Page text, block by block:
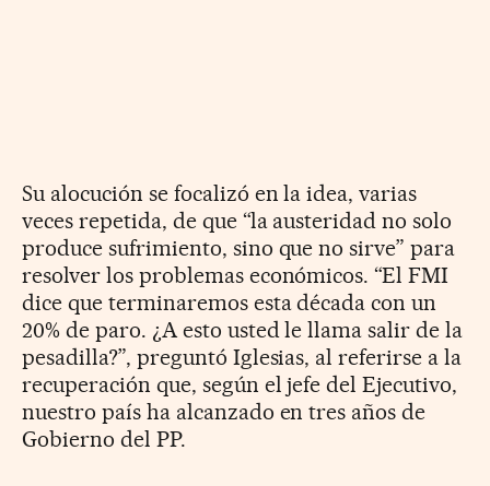
Su alocución se focalizó en la idea, varias
veces repetida, de que “la austeridad no solo
produce sufrimiento, sino que no sirve” para
resolver los problemas económicos. “El FMI
dice que terminaremos esta década con un
20% de paro. ¿A esto usted le llama salir de la
pesadilla?”, preguntó Iglesias, al referirse a la
recuperación que, según el jefe del Ejecutivo,
nuestro país ha alcanzado en tres años de
Gobierno del PP.